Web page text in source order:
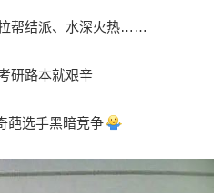
帮结派、水深火热……
研路本就艰辛
葩选手黑暗竞争